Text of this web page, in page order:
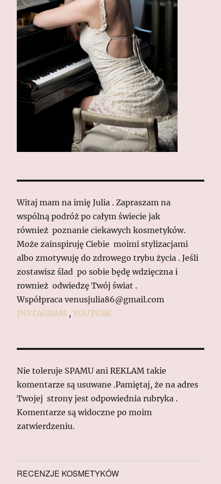
Witaj mam na imię Julia . Zapraszam na
wspólną podróż po całym świecie jak
również poznanie ciekawych kosmetyków.
Może zainspiruję Ciebie moimi stylizacjami
albo zmotywuję do zdrowego trybu życia . Jeśli
zostawisz ślad po sobie będę wdzięczna i
rownież odwiedzę Twój świat .
Współpraca venusjulia86@gmail.com
INSTAGRAM ,YOUTUBE
Nie toleruje SPAMU ani REKLAM takie
komentarze są usuwane .Pamiętaj, że na adres
Twojej strony jest odpowiednia rubryka .
Komentarze są widoczne po moim
zatwierdzeniu.
RECENZJE KOSMETYKÓW